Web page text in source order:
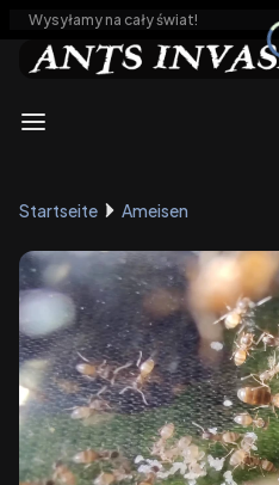
Wysyłamy na cały świat!
Menü
Startseite Ameisen